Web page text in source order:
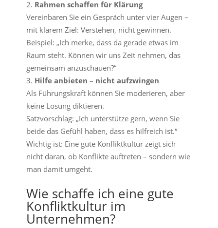
Rahmen schaffen für Klärung
Vereinbaren Sie ein Gespräch unter vier Augen –
mit klarem Ziel: Verstehen, nicht gewinnen.
Beispiel: „Ich merke, dass da gerade etwas im
Raum steht. Können wir uns Zeit nehmen, das
gemeinsam anzuschauen?“
Hilfe anbieten – nicht aufzwingen
Als Führungskraft können Sie moderieren, aber
keine Lösung diktieren.
Satzvorschlag: „Ich unterstütze gern, wenn Sie
beide das Gefühl haben, dass es hilfreich ist.“
Wichtig ist: Eine gute Konfliktkultur zeigt sich
nicht daran, ob Konflikte auftreten – sondern wie
man damit umgeht.
Wie schaffe ich eine gute
Konfliktkultur im
Unternehmen?